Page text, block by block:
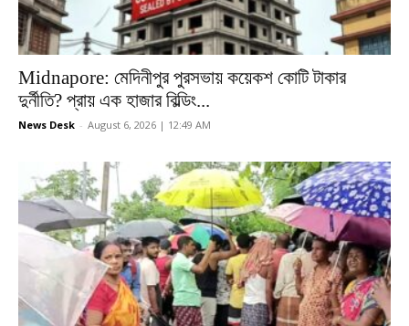
Midnapore: মেদিনীপুর পুরসভায় কয়েকশ কোটি টাকার
দুর্নীতি? প্রায় এক হাজার বিল্ডিং...
News Desk - August 6, 2026 | 12:49 AM